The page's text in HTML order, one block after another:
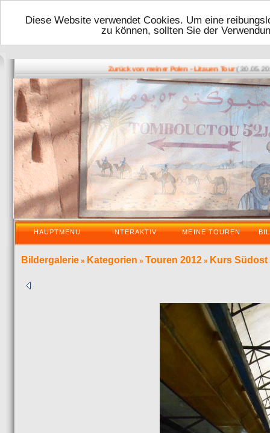
Diese Website verwendet Cookies. Um eine
zu können, sollten Sie der
Zurück von meiner Polen - Litauen Tour ( 30.05.2016 -
HAUPTMENU INTERAKTIV MEINE TOUREN
Bildergalerie » Kategorien » Touren 2012 » Kurs Südost